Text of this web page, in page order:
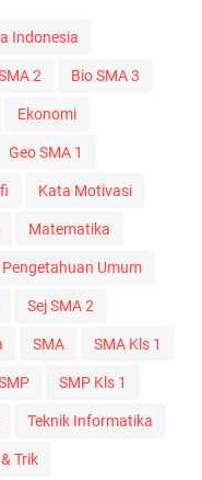
Indonesia
2 Bio SMA 3
Ekonomi
Geo SMA 1
Kata Motivasi
Matematika
Pengetahuan Umum
Sej SMA 2
SMA SMA Kls 1
SMP Kls 1
Teknik Informatika
Trik